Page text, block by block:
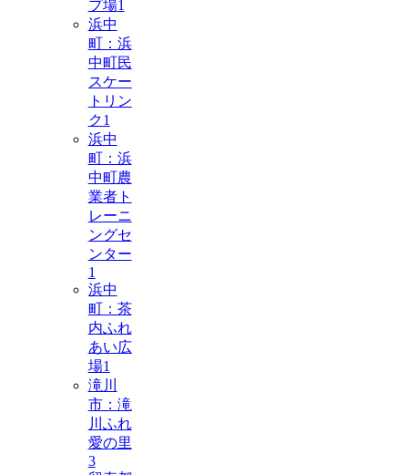
プ場1
浜中
町：浜
中町民
スケー
トリン
ク1
浜中
町：浜
中町農
業者ト
レーニ
ングセ
ンター
1
浜中
町：茶
内ふれ
あい広
場1
滝川
市：滝
川ふれ
愛の里
3